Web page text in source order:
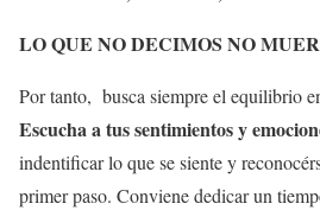
LO QUE NO DECIMOS NO
Por tanto, busca siempre el equilibrio
Escucha a tus sentimientos y
indentificar lo que se siente y
primer paso. Conviene dedicar un